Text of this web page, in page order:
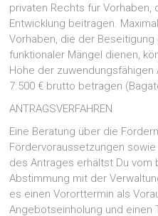
privaten Rechts für
Entwicklung beitragen.
Vorhaben, die der
funktionaler Mängel dienen,
Höhe der
7.500 € brutto betragen
ANTRAGSVERFAHREN
Eine Beratung über die
Fördervoraussetzungen
des Antrages erhältst Du vom
Abstimmung mit der
es einen Vororttermin als
Angebotseinholung und einen